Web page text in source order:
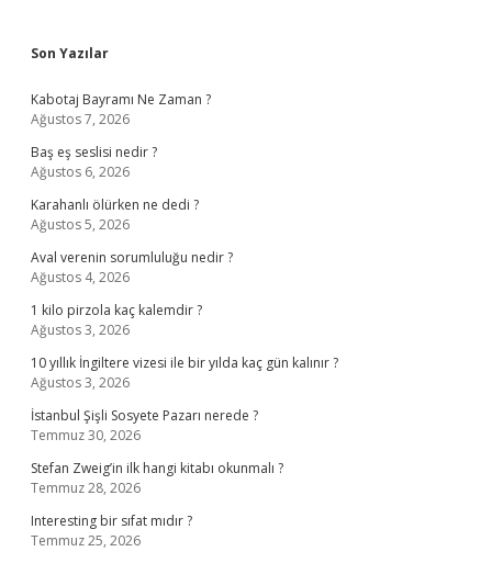
Sidebar
Son Yazılar
Kabotaj Bayramı Ne Zaman ?
Ağustos 7, 2026
Baş eş seslisi nedir ?
Ağustos 6, 2026
Karahanlı ölürken ne dedi ?
Ağustos 5, 2026
Aval verenin sorumluluğu nedir ?
Ağustos 4, 2026
1 kilo pirzola kaç kalemdir ?
Ağustos 3, 2026
10 yıllık İngiltere vizesi ile bir yılda kaç gün kalınır ?
Ağustos 3, 2026
İstanbul Şişli Sosyete Pazarı nerede ?
Temmuz 30, 2026
Stefan Zweig’in ilk hangi kitabı okunmalı ?
Temmuz 28, 2026
Interesting bir sıfat mıdır ?
Temmuz 25, 2026